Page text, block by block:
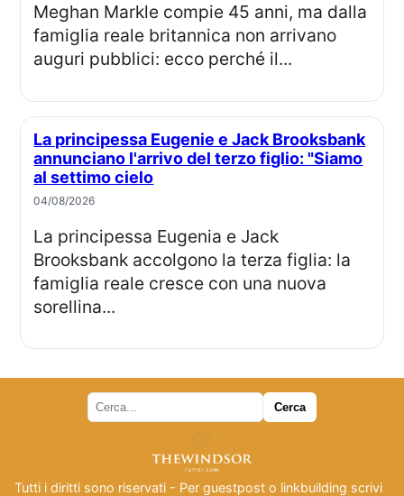
Meghan Markle compie 45 anni, ma dalla
famiglia reale britannica non arrivano
auguri pubblici: ecco perché il...
La principessa Eugenie e Jack Brooksbank
annunciano l'arrivo del terzo figlio: "Siamo
al settimo cielo
04/08/2026
La principessa Eugenia e Jack
Brooksbank accolgono la terza figlia: la
famiglia reale cresce con una nuova
sorellina...
Tutti i diritti sono riservati - Per guestpost o linkbuilding scrivi